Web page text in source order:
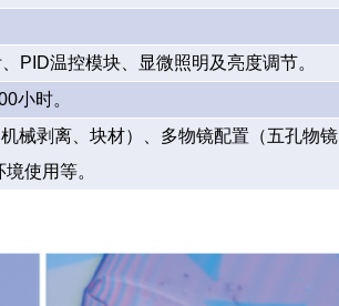
PID温控模块、显微照明及亮度调节。
小时。
械剥离、块材）、多物镜配置（五孔物镜
使用等。